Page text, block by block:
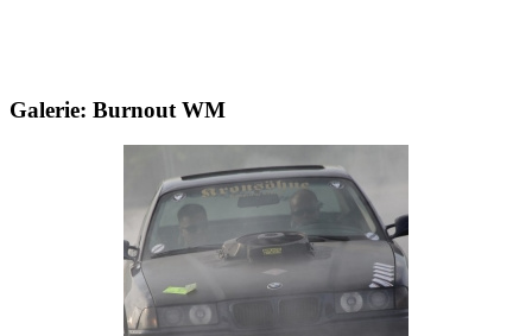
Galerie: Burnout WM